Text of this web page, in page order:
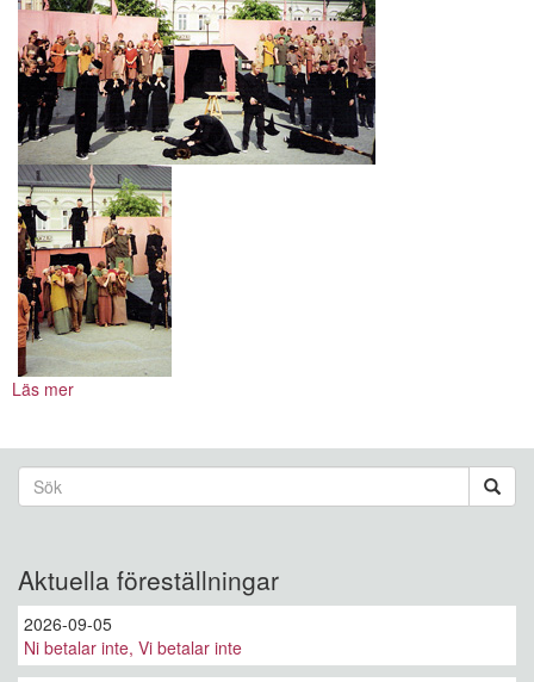
Läs mer
Sökformulär
Aktuella föreställningar
2026-09-05
Ni betalar inte, Vi betalar inte